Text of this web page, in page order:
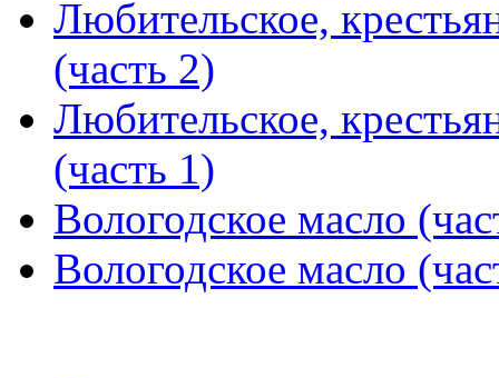
Любительское,
(часть 2)
Любительское,
(часть 1)
Вологодское масло
Вологодское масло